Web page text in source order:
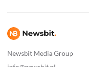
Newsbit Media Group